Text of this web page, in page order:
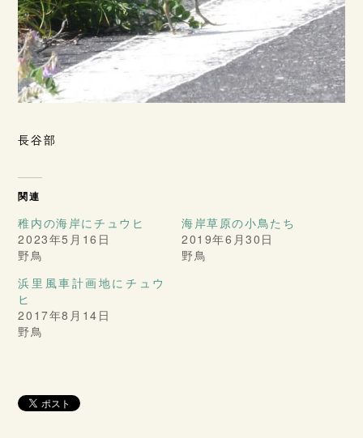
長谷部
関連
稚内の海岸にチュウヒ
2023年5月16日
野鳥
海岸草原の小鳥たち
2019年6月30日
野鳥
浜里風車計画地にチュウ
ヒ
2017年8月14日
野鳥